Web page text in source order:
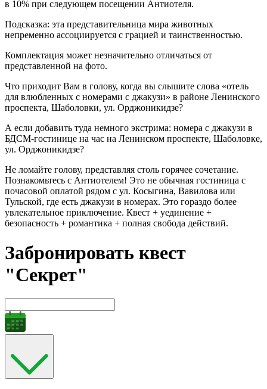
в 10% при следующем посещении Антиотеля.
Подсказка: эта представительница мира животных
непременно ассоциируется с грацией и таинственностью.
Комплектация может незначительно отличаться от
представленной на фото.
Что приходит Вам в голову, когда вы слышите слова «отель
для влюбленных с номерами с джакузи» в районе Ленинского
проспекта, Шаболовки, ул. Орджоникидзе?
А если добавить туда немного экстрима: номера с джакузи в
БДСМ-гостинице на час на Ленинском проспекте, Шаболовке,
ул. Орджоникидзе?
Не ломайте голову, представляя столь горячее сочетание.
Познакомьтесь с Антиотелем! Это не обычная гостиница с
почасовой оплатой рядом с ул. Косыгина, Вавилова или
Тульской, где есть джакузи в номерах. Это гораздо более
увлекательное приключение. Квест + уединение +
безопасность + романтика + полная свобода действий.
Забронировать квест
"Секрет"